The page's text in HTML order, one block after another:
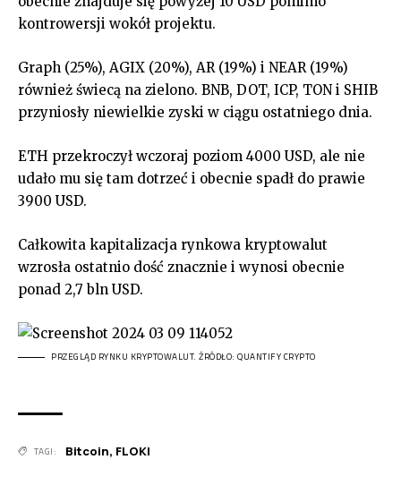
kontrowersji wokół projektu.
Graph (25%), AGIX (20%), AR (19%) i NEAR (19%)
również świecą na zielono. BNB, DOT, ICP, TON i SHIB
przyniosły niewielkie zyski w ciągu ostatniego dnia.
ETH przekroczył wczoraj poziom 4000 USD, ale nie
udało mu się tam dotrzeć i obecnie spadł do prawie
3900 USD.
Całkowita kapitalizacja rynkowa kryptowalut
wzrosła ostatnio dość znacznie i wynosi obecnie
ponad 2,7 bln USD.
PRZEGLĄD RYNKU KRYPTOWALUT. ŹRÓDŁO: QUANTIFY CRYPTO
TAGI: Bitcoin, FLOKI